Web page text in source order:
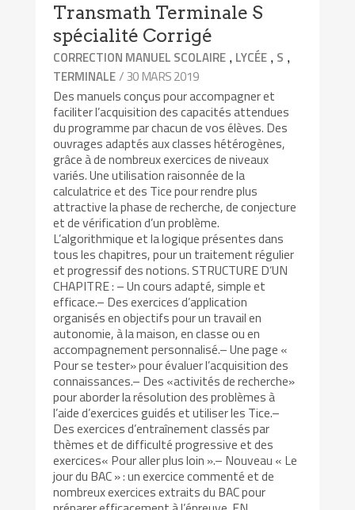
Transmath Terminale S
spécialité Corrigé
CORRECTION MANUEL SCOLAIRE , LYCÉE , S ,
TERMINALE/ 30 MARS 2019
Des manuels conçus pour accompagner et
faciliter l’acquisition des capacités attendues
du programme par chacun de vos élèves. Des
ouvrages adaptés aux classes hétérogènes,
grâce à de nombreux exercices de niveaux
variés. Une utilisation raisonnée de la
calculatrice et des Tice pour rendre plus
attractive la phase de recherche, de conjecture
et de vérification d’un problème.
L’algorithmique et la logique présentes dans
tous les chapitres, pour un traitement régulier
et progressif des notions. STRUCTURE D’UN
CHAPITRE : – Un cours adapté, simple et
efficace.– Des exercices d’application
organisés en objectifs pour un travail en
autonomie, à la maison, en classe ou en
accompagnement personnalisé.– Une page «
Pour se tester» pour évaluer l’acquisition des
connaissances.– Des «activités de recherche»
pour aborder la résolution des problèmes à
l’aide d’exercices guidés et utiliser les Tice.–
Des exercices d’entraînement classés par
thèmes et de difficulté progressive et des
exercices« Pour aller plus loin ».– Nouveau « Le
jour du BAC » : un exercice commenté et de
nombreux exercices extraits du BAC pour